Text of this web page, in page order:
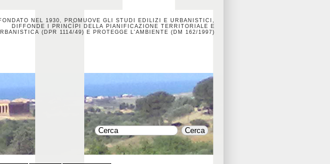
NEL 1930, PROMUOVE GLI STUDI EDILIZI E URBANISTICI,
DIFFONDE I PRINCÌPI DELLA PIANIFICAZIONE TERRITORIALE E
(DPR 1114/49) E PROTEGGE L'AMBIENTE (DM 162/1997)